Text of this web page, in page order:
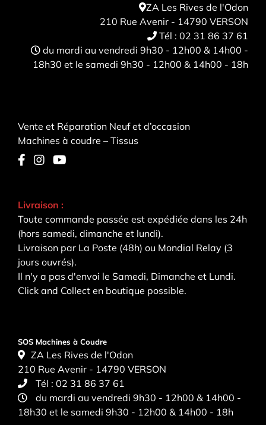
ZA Les Rives de l'Odon
210 Rue Avenir - 14790 VERSON
Tél : 02 31 86 37 61
du mardi au vendredi 9h30 - 12h00 & 14h00 -
18h30 et le samedi 9h30 - 12h00 & 14h00 - 18h
Vente et Réparation Neuf et d’occasion
Machines à coudre – Tissus
Livraison :
Toute commande passée est expédiée dans les 24h
(hors samedi, dimanche et lundi).
Livraison par La Poste (48h) ou Mondial Relay (3
jours ouvrés).
Il n'y a pas d'envoi le Samedi, Dimanche et Lundi.
Click and Collect en boutique possible.
SOS Machines à Coudre
ZA Les Rives de l'Odon
210 Rue Avenir - 14790 VERSON
Tél : 02 31 86 37 61
du mardi au vendredi 9h30 - 12h00 & 14h00 -
18h30 et le samedi 9h30 - 12h00 & 14h00 - 18h